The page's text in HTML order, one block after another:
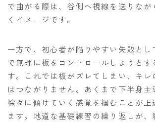
で曲がる際は、谷側へ視線を送りなが
くイメージです。
一方で、初心者が陥りやすい失敗とし
で無理に板をコントロールしようとす
す。これでは板がズレてしまい、キレ
はつながりません。あくまで下半身主
徐々に傾けていく感覚を掴むことが上
ます。地道な基礎練習の繰り返しが、